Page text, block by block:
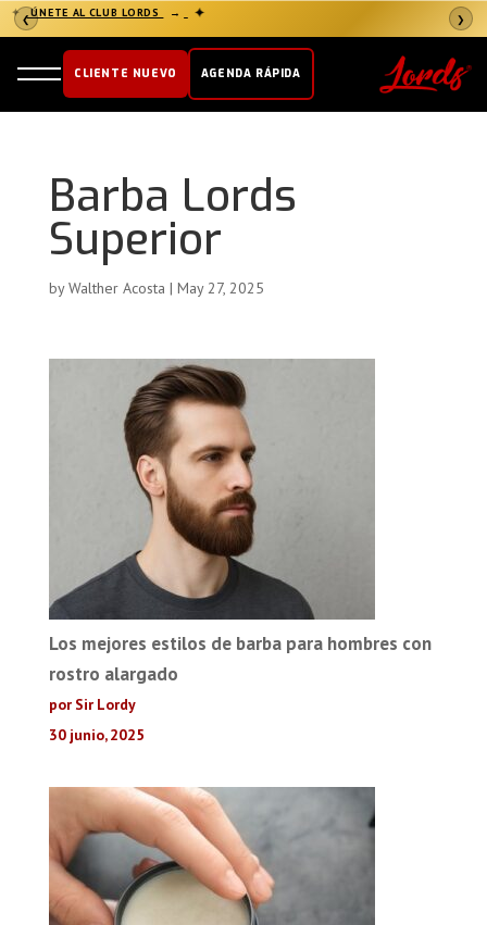
❮ ❯
✦ ÚNETE AL CLUB LORDS → ✦
CLIENTE NUEVO AGENDA RÁPIDA
Barba Lords
Superior
byWalther Acosta | May 27, 2025
Los mejores estilos de barba para hombres con
rostro alargado
por Sir Lordy
30 junio, 2025